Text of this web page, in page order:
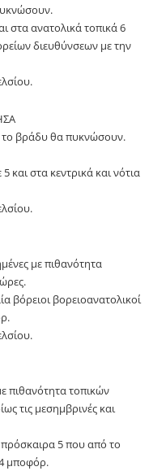
στα ανατολικά τοπικά 6
διευθύνσεων με την
το βράδυ θα πυκνώσουν.
και στα κεντρικά και νότια
με πιθανότητα
βόρειοι βορειοανατολικοί
πιθανότητα τοπικών
τις μεσημβρινές και
πρόσκαιρα 5 που από το
μποφόρ.